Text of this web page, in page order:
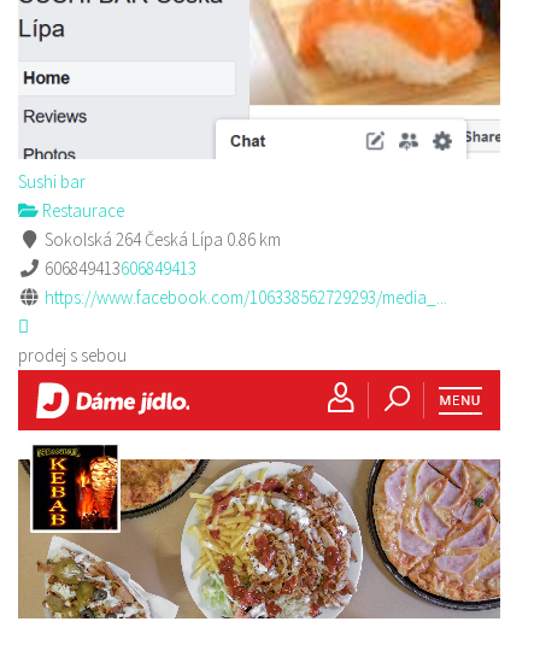
Sushi bar
Restaurace
Sokolská 264 Česká Lípa 0.86 km
606849413606849413
https://www.facebook.com/106338562729293/media_...
prodej s sebou